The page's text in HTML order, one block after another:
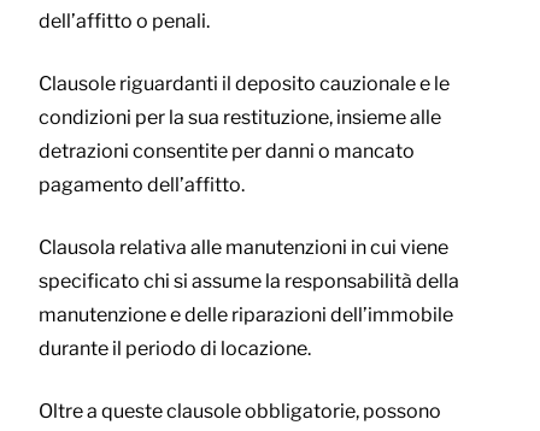
dell’affitto o penali.
Clausole riguardanti il deposito cauzionale e le
condizioni per la sua restituzione, insieme alle
detrazioni consentite per danni o mancato
pagamento dell’affitto.
Clausola relativa alle manutenzioni in cui viene
specificato chi si assume la responsabilità della
manutenzione e delle riparazioni dell’immobile
durante il periodo di locazione.
Oltre a queste clausole obbligatorie, possono